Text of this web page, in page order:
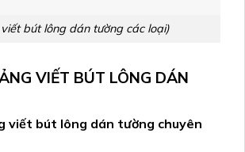
bút lông dán tường các loại)
VIẾT BÚT LÔNG DÁN
viết bút lông dán tường chuyên